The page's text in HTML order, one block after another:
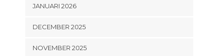
JANUARI 2026
DECEMBER 2025
NOVEMBER 2025